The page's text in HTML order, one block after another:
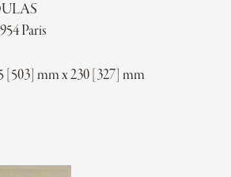
Paris
[503] mm x 230 [327] mm